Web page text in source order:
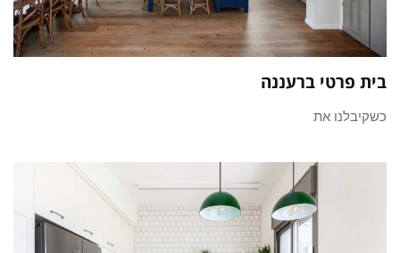
בית פרטי ברעננה
כשקיבלנו את